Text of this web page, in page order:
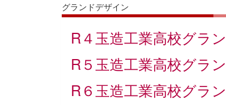
グランドデザイン
R４玉造工業高校グラ
R５玉造工業高校グラ
R６玉造工業高校グラ